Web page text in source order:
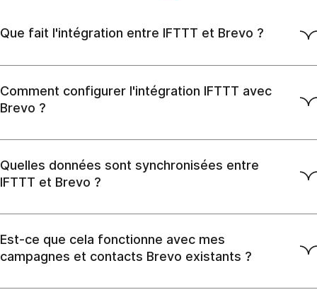
Que fait l'intégration entre IFTTT et Brevo ?
Comment configurer l'intégration IFTTT avec
Brevo ?
Quelles données sont synchronisées entre
IFTTT et Brevo ?
Est-ce que cela fonctionne avec mes
campagnes et contacts Brevo existants ?